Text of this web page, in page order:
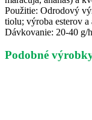
Použitie: Odrodový
tiolu; výroba esterov a
Dávkovanie: 20-40 g/
Podobné